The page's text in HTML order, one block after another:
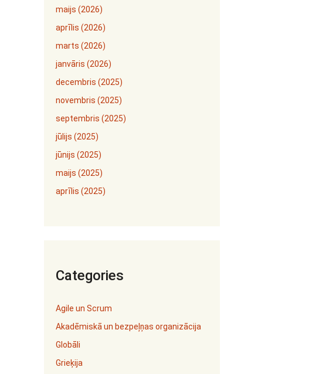
maijs (2026)
aprīlis (2026)
marts (2026)
janvāris (2026)
decembris (2025)
novembris (2025)
septembris (2025)
jūlijs (2025)
jūnijs (2025)
maijs (2025)
aprīlis (2025)
Categories
Agile un Scrum
Akadēmiskā un bezpeļņas organizācija
Globāli
Grieķija